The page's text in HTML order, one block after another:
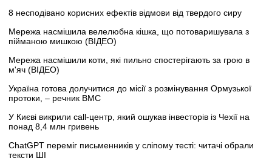
8 несподівано корисних ефектів відмови від твердого сиру
Мережа насмішила велелюбна кішка, що потоваришувала з
пійманою мишкою (ВІДЕО)
Мережа насмішили коти, які пильно спостерігають за грою в
м'яч (ВІДЕО)
Україна готова долучитися до місії з розмінування Ормузької
протоки, – речник ВМС
У Києві викрили call-центр, який ошукав інвесторів із Чехії на
понад 8,4 млн гривень
ChatGPT переміг письменників у сліпому тесті: читачі обрали
тексти ШІ